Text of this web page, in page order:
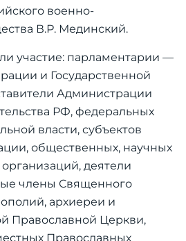
военно-
В.Р. Мединский.
участие: парламентарии —
и Государственной
Администрации
РФ, федеральных
власти, субъектов
общественных, научных
деятели
члены Священного
архиереи и
Православной Церкви,
Православных